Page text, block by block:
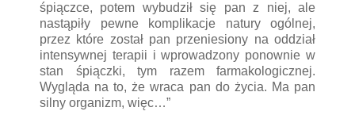
śpiączce, potem wybudził się pan z niej, ale
nastąpiły pewne komplikacje natury ogólnej,
przez które został pan przeniesiony na oddział
intensywnej terapii i wprowadzony ponownie w
stan śpiączki, tym razem farmakologicznej.
Wygląda na to, że wraca pan do życia. Ma pan
silny organizm, więc…”